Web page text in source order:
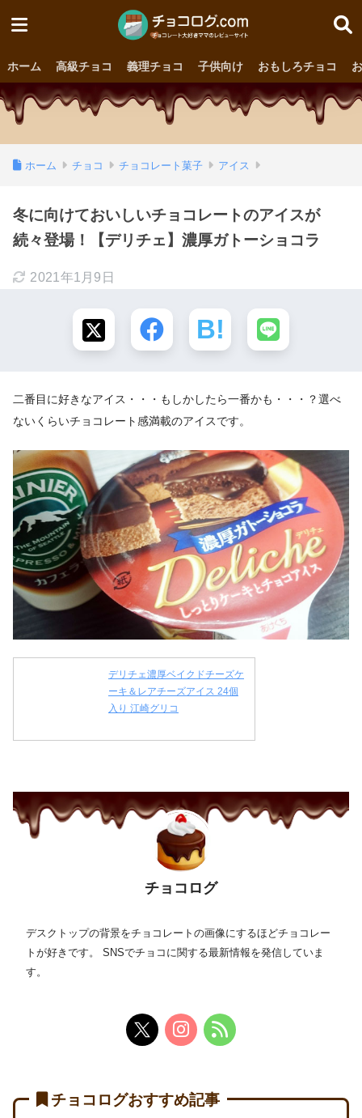
ホーム 高級チョコ 義理チョコ 子供向け おもしろチョコ
ホーム チョコ チョコレート菓子 アイス
冬に向けておいしいチョコレートのアイスが
続々登場！【デリチェ】濃厚ガトーショコラ
2021年1月9日
二番目に好きなアイス・・・もしかしたら一番かも・・・？選べ
ないくらいチョコレート感満載のアイスです。
デリチェ濃厚ベイクドチーズケ
ーキ＆レアチーズアイス 24個
入り 江崎グリコ
チョコログ
デスクトップの背景をチョコレートの画像にするほどチョコレー
トが好きです。 SNSでチョコに関する最新情報を発信していま
す。
チョコログおすすめ記事